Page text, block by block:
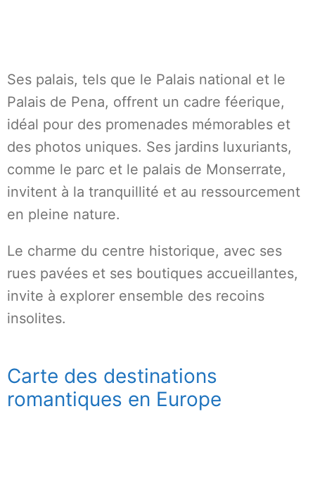
Ses palais, tels que le Palais national et le
Palais de Pena, offrent un cadre féerique,
idéal pour des promenades mémorables et
des photos uniques. Ses jardins luxuriants,
comme le parc et le palais de Monserrate,
invitent à la tranquillité et au ressourcement
en pleine nature.
Le charme du centre historique, avec ses
rues pavées et ses boutiques accueillantes,
invite à explorer ensemble des recoins
insolites.
Carte des destinations
romantiques en Europe